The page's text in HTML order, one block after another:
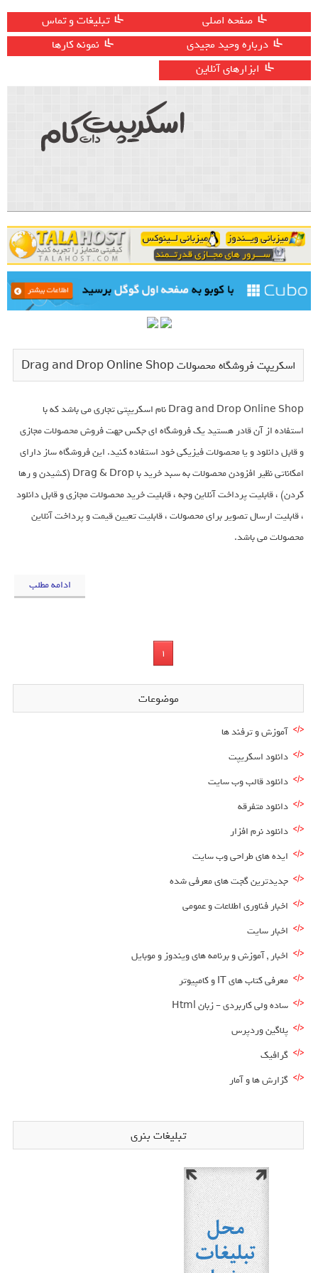
صفحه اصلی
تبلیغات و تماس
درباره وحید مجیدی
نمونه کارها
ابزارهای آنلاین
اسکریپت فروشگاه محصولات Drag and Drop Online Shop
Drag and Drop Online Shop نام اسکریپتی تجاری می باشد که با
استفاده از آن قادر هستید یک فروشگاه ای جکس جهت فروش محصولات مجازی
و قابل دانلود و یا محصولات فیزیکی خود استفاده کنید. این فروشگاه ساز دارای
امکاناتی نظیر افزودن محصولات به سبد خرید با Drag & Drop (کشیدن و رها
کردن) ، قابلیت پرداخت آنلاین وجه ، قابلیت خرید محصولات مجازی و قابل دانلود
، قابلیت ارسال تصویر برای محصولات ، قابلیت تعیین قیمت و پرداخت آنلاین
محصولات می باشد.
ادامه مطلب
1
موضوعات
آموزش و ترفند ها
دانلود اسکریپت
دانلود قالب وب سایت
دانلود متفرقه
دانلود نرم افزار
ایده های طراحی وب سایت
جدیدترین گجت های معرفی شده
اخبار فناوری اطلاعات و عمومی
اخبار سایت
اخبار , آموزش و برنامه های ویندوز و موبایل
معرفی کتاب های IT و کامپیوتر
ساده ولی کاربردی – زبان Html
پلاگین وردپرس
گرافیک
گزارش ها و آمار
تبلیغات بنری